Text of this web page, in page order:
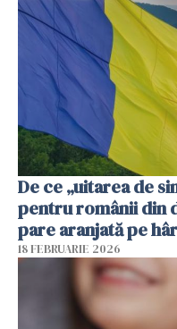
De ce „uitarea de
pentru românii din
pare aranjată pe
18 FEBRUARIE 2026